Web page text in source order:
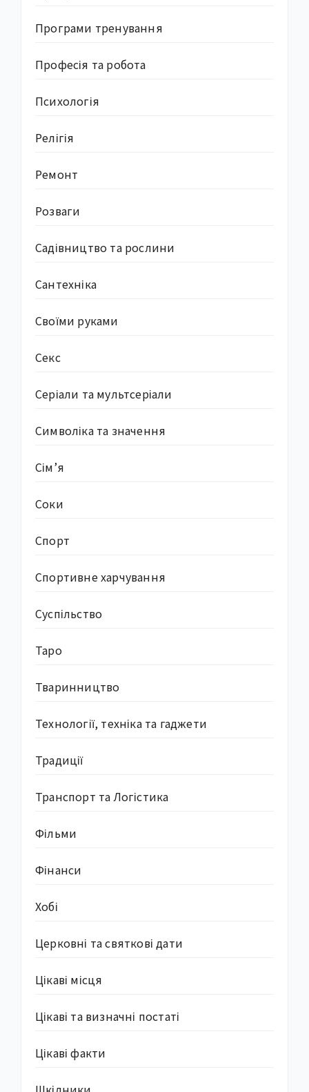
Програми тренування
Професія та робота
Психологія
Релігія
Ремонт
Розваги
Садівництво та рослини
Сантехніка
Своїми руками
Секс
Серіали та мультсеріали
Символіка та значення
Сім’я
Соки
Спорт
Спортивне харчування
Суcпільство
Таро
Тваринництво
Технології, техніка та гаджети
Традиції
Транспорт та Логістика
Фільми
Фінанси
Хобі
Церковні та святкові дати
Цікаві місця
Цікаві та визначні постаті
Цікаві факти